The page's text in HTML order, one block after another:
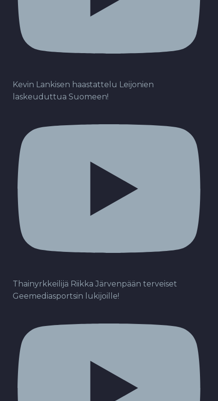
Kevin Lankisen haastattelu Leijonien
laskeuduttua Suomeen!
Thainyrkkeilijä Riikka Järvenpään terveiset
Geemediasportsin lukijoille!